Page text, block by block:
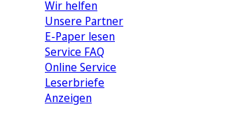
Wir helfen
Unsere Partner
E-Paper lesen
Service FAQ
Online Service
Leserbriefe
Anzeigen